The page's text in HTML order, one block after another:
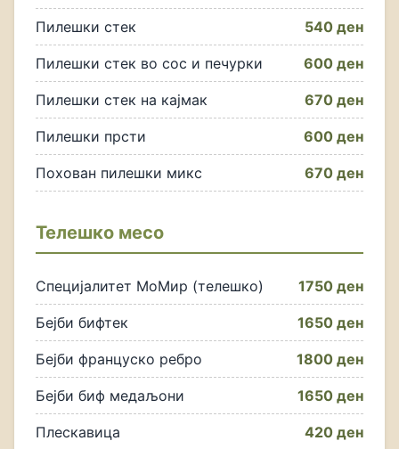
Пилешки стек 540 ден
Пилешки стек во сос и печурки 600 ден
Пилешки стек на кајмак 670 ден
Пилешки прсти 600 ден
Похован пилешки микс 670 ден
Телешко месо
Специјалитет МоМир (телешко) 1750 ден
Бејби бифтек 1650 ден
Бејби француско ребро 1800 ден
Бејби биф медаљони 1650 ден
Плескавица 420 ден